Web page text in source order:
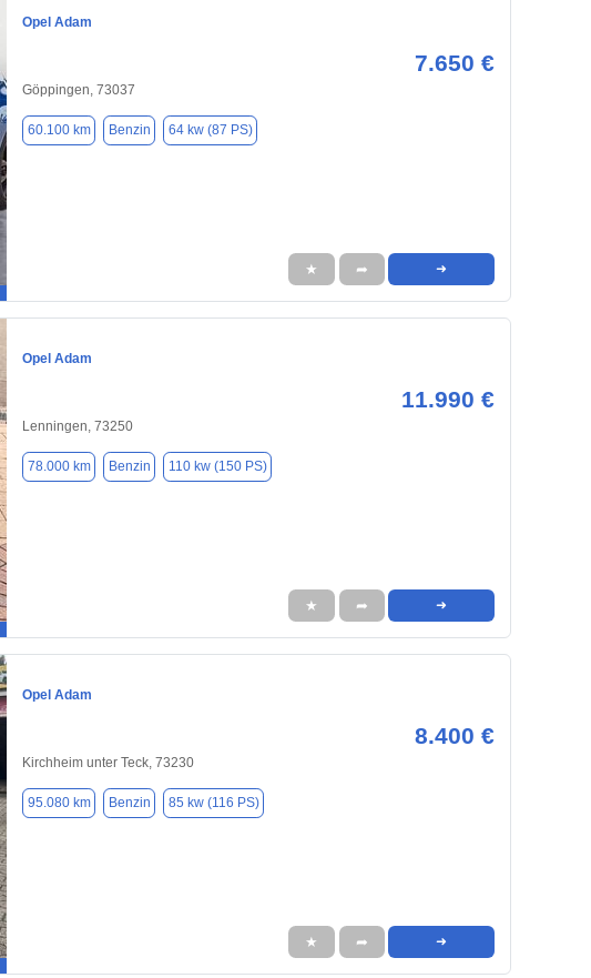
Opel Adam
7.650 €
Göppingen, 73037
60.100 km Benzin 64 kw (87 PS)
★ ➦ ➜
Opel Adam
11.990 €
Lenningen, 73250
78.000 km Benzin 110 kw (150 PS)
★ ➦ ➜
Opel Adam
8.400 €
Kirchheim unter Teck, 73230
95.080 km Benzin 85 kw (116 PS)
★ ➦ ➜